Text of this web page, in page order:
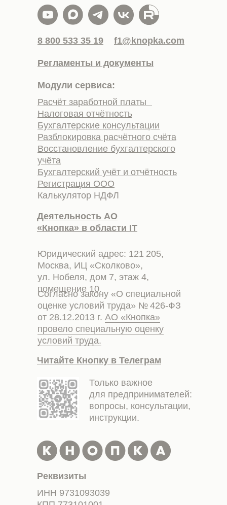
8 800 533 35 19 f1@knopka.com
Регламенты и документы
Модули сервиса:
Расчёт заработной платы
Налоговая отчётность
Бухгалтерские консультации
Разблокировка расчётного счёта
Восстановление бухгалтерского
учёта
Бухгалтерский учёт и отчётность
Регистрация ООО
Калькулятор НДФЛ
Деятельность АО
«Кнопка» в области IT
Юридический адрес: 121 205,
Москва, ИЦ «Сколково»,
ул. Нобеля, дом 7, этаж 4,
помещение 10.
Согласно закону «О специальной
оценке условий труда» № 426-ФЗ
от 28.12.2013 г. АО «Кнопка»
провело специальную оценку
условий труда.
Читайте Кнопку в Телеграм
Только важное
для предпринимателей:
вопросы, консультации,
инструкции.
Реквизиты
ИНН 9731093039